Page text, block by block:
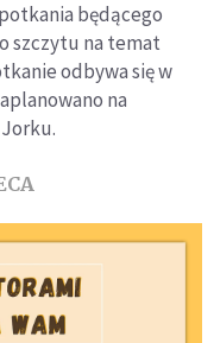
będącego
szczytu na temat
odbywa się w
na